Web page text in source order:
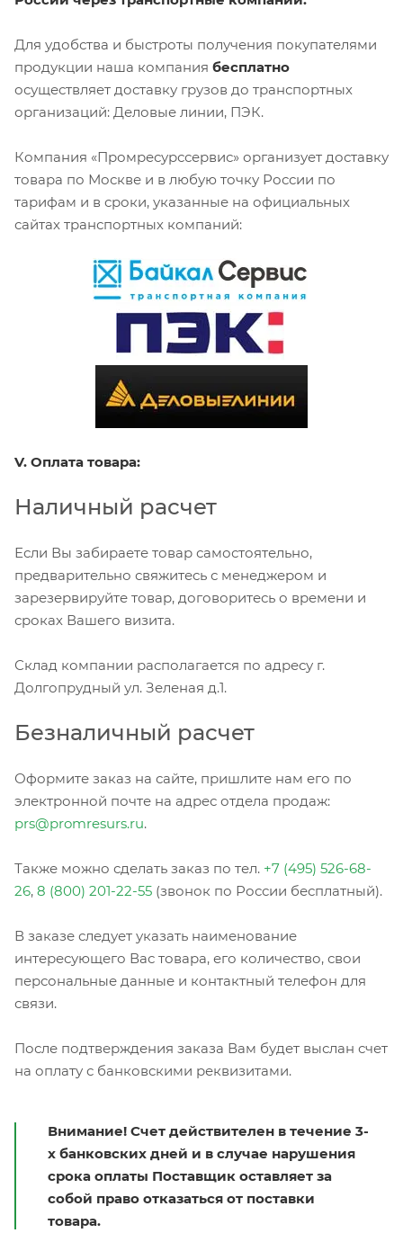
Для удобства и быстроты получения покупателями
продукции наша компания бесплатно
осуществляет доставку грузов до транспортных
организаций: Деловые линии, ПЭК.
Компания «Промресурссервис» организует доставку
товара по Москве и в любую точку России по
тарифам и в сроки, указанные на официальных
сайтах транспортных компаний:
V. Оплата товара:
Наличный расчет
Если Вы забираете товар самостоятельно,
предварительно свяжитесь с менеджером и
зарезервируйте товар, договоритесь о времени и
сроках Вашего визита.
Склад компании располагается по адресу г.
Долгопрудный ул. Зеленая д.1.
Безналичный расчет
Оформите заказ на сайте, пришлите нам его по
электронной почте на адрес отдела продаж:
prs@promresurs.ru.
Также можно сделать заказ по тел. +7 (495) 526-68-
26, 8 (800) 201-22-55 (звонок по России бесплатный).
В заказе следует указать наименование
интересующего Вас товара, его количество, свои
персональные данные и контактный телефон для
связи.
После подтверждения заказа Вам будет выслан счет
на оплату с банковскими реквизитами.
Внимание! Счет действителен в течение 3-
х банковских дней и в случае нарушения
срока оплаты Поставщик оставляет за
собой право отказаться от поставки
товара.